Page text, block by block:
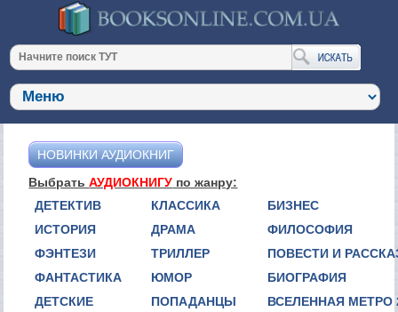
НОВИНКИ АУДИОКНИГ
ВыбратьАУДИОКНИГУ по жанру:
ДЕТЕКТИВ
ИСТОРИЯ
ФЭНТЕЗИ
ФАНТАСТИКА
ДЕТСКИЕ
КЛАССИКА
ДРАМА
ТРИЛЛЕР
ЮМОР
ПОПАДАНЦЫ
БИЗНЕС
ФИЛОСОФИЯ
ПОВЕСТИ И
БИОГРАФИЯ
ВСЕЛЕННАЯ МЕТРО